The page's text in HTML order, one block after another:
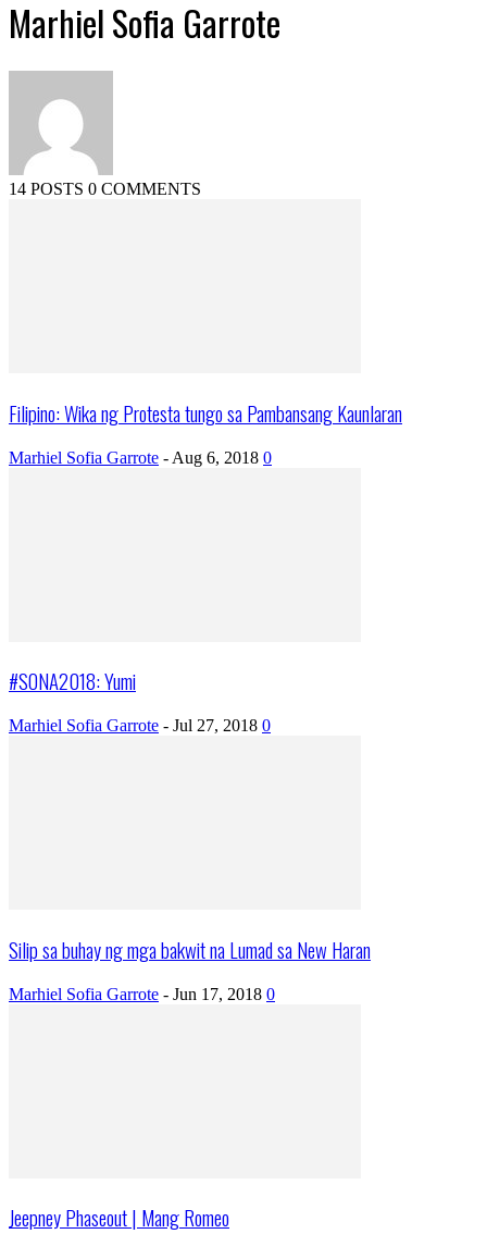
Marhiel Sofia Garrote
14 POSTS 0 COMMENTS
Filipino: Wika ng Protesta tungo sa Pambansang Kaunlaran
Marhiel Sofia Garrote - Aug 6, 2018 0
#SONA2018: Yumi
Marhiel Sofia Garrote - Jul 27, 2018 0
Silip sa buhay ng mga bakwit na Lumad sa New Haran
Marhiel Sofia Garrote - Jun 17, 2018 0
Jeepney Phaseout | Mang Romeo